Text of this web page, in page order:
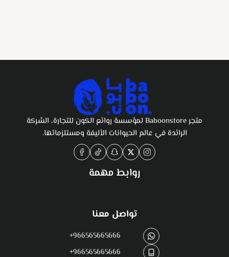
متجر Baboonstore لمؤسسة روائع الكون للتجارة، الشركة
الرائدة في عالم الحيوانات الأليفة ومستلزماتها.
روابط مهمة
تواصل معنا
+966565665666
+966565665666